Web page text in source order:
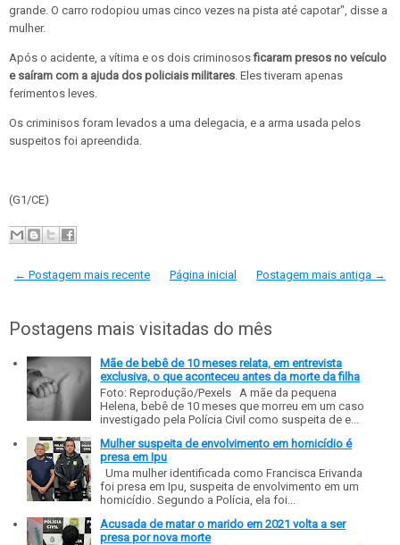
grande. O carro rodopiou umas cinco vezes na pista até capotar", disse a
mulher.
Após o acidente, a vítima e os dois criminososficaram presos no veículo
e saíram com a ajuda dos policiais militares . Eles tiveram apenas
ferimentos leves.
Os criminisos foram levados a uma delegacia, e a arma usada pelos
suspeitos foi apreendida.
(G1/CE)
← Postagem mais recente Postagem mais antiga →
Página inicial
Postagens mais visitadas do mês
Mãe de bebê de 10 meses relata, em entrevista
exclusiva, o que aconteceu antes da morte da filha
Foto: Reprodução/Pexels A mãe da pequena
Helena, bebê de 10 meses que morreu em um caso
investigado pela Polícia Civil como suspeita de e...
Mulher suspeita de envolvimento em homicídio é
presa em Ipu
Uma mulher identificada como Francisca Erivanda
foi presa em Ipu, suspeita de envolvimento em um
homicídio. Segundo a Polícia, ela foi...
Acusada de matar o marido em 2021 volta a ser
presa por nova morte